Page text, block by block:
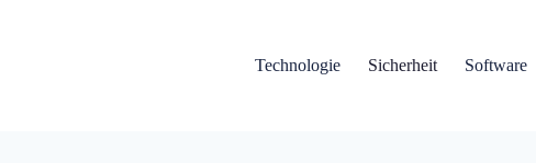
Technologie
Sicherheit Software